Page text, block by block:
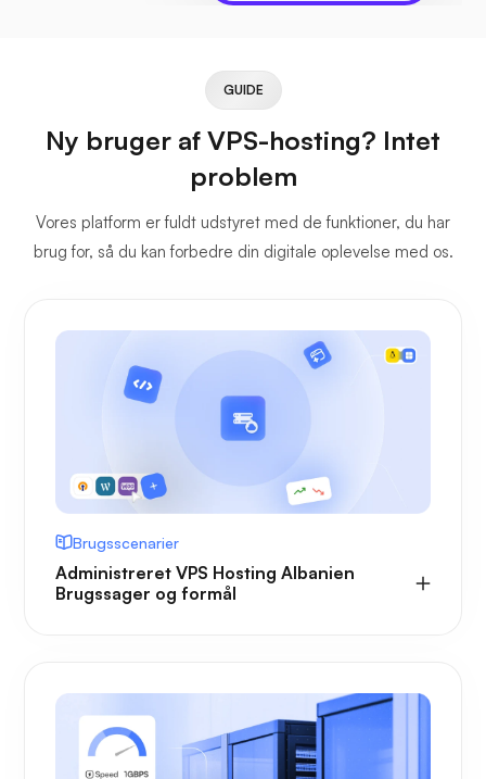
GUIDE
Ny bruger af VPS-hosting? Intet
problem
Vores platform er fuldt udstyret med de funktioner, du har
brug for, så du kan forbedre din digitale oplevelse med os.
Brugsscenarier
Administreret VPS Hosting Albanien
Brugssager og formål